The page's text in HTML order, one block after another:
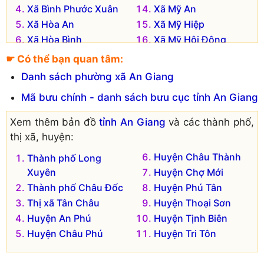
Xã Bình Phước Xuân
Xã Hòa An
Xã Hòa Bình
Xã Hội An
Xã Kiến An
Xã Kiến Thành
Xã Mỹ An
Xã Mỹ Hiệp
Xã Mỹ Hội Đông
Xã Tấn Mỹ
☛ Có thể bạn quan tâm:
Danh sách phường xã An Giang
Mã bưu chính - danh sách bưu cục tỉnh An Giang
Xem thêm bản đồtỉnh An Giang và các thành phố,
thị xã, huyện:
Thành phố Long
Xuyên
Thành phố Châu Đốc
Thị xã Tân Châu
Huyện An Phú
Huyện Châu Phú
Huyện Châu Thành
Huyện Chợ Mới
Huyện Phú Tân
Huyện Thoại Sơn
Huyện Tịnh Biên
Huyện Tri Tôn